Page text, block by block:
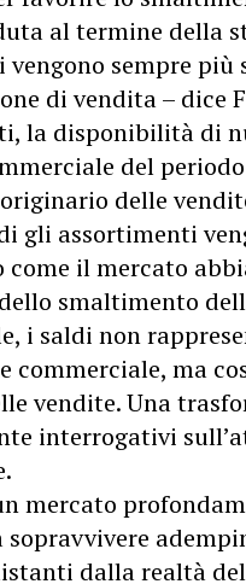
al termine della
vengono sempre più
di vendita – dice
la disponibilità di
del
delle
gli assortimenti
come il mercato
smaltimento
i saldi non
commerciale, ma
vendite. Una
interrogativi
mercato
dalla realtà